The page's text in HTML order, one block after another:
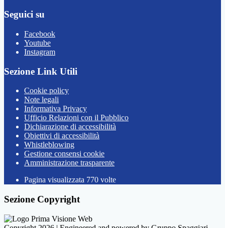
Seguici su
Facebook
Youtube
Instagram
Sezione Link Utili
Cookie policy
Note legali
Informativa Privacy
Ufficio Relazioni con il Pubblico
Dichiarazione di accessibilità
Obiettivi di accessibilità
Whistleblowing
Gestione consensi cookie
Amministrazione trasparente
Pagina visualizzata 770 volte
Sezione Copyright